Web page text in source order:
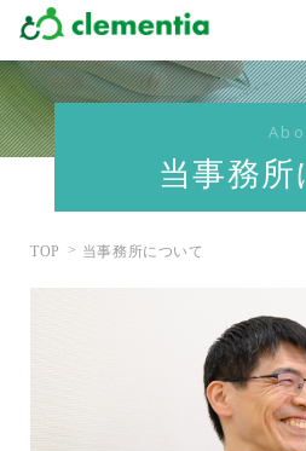
当事務所
TOP 当事務所について